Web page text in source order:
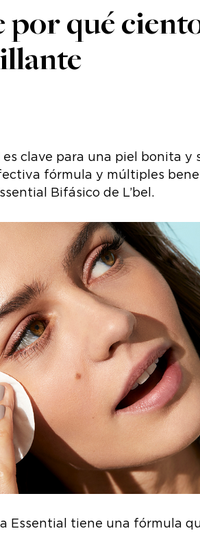
por qué
clave para una piel bonita y
fórmula y múltiples
Bifásico de L’bel.
Essential tiene una fórmula